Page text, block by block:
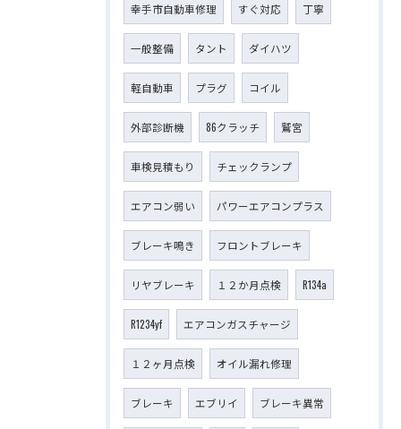
幸手市自動車修理 すぐ対応 丁寧
一般整備 タント ダイハツ
軽自動車 プラグ コイル
外部診断機 86クラッチ 鷲宮
車検見積もり チェックランプ
エアコン弱い パワーエアコンプラス
ブレーキ鳴き フロントブレーキ
リヤブレーキ １２か月点検 R134a
R1234yf エアコンガスチャージ
１２ヶ月点検 オイル漏れ修理
ブレーキ エブリイ ブレーキ異常